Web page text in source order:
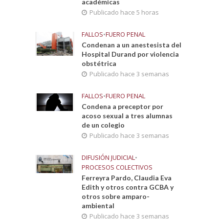
académicas
Publicado hace 5 horas
FALLOS•FUERO PENAL
Condenan a un anestesista del
Hospital Durand por violencia
obstétrica
Publicado hace 3 semanas
FALLOS•FUERO PENAL
Condena a preceptor por
acoso sexual a tres alumnas
de un colegio
Publicado hace 3 semanas
DIFUSIÓN JUDICIAL•
PROCESOS COLECTIVOS
Ferreyra Pardo, Claudia Eva
Edith y otros contra GCBA y
otros sobre amparo-
ambiental
Publicado hace 3 semanas